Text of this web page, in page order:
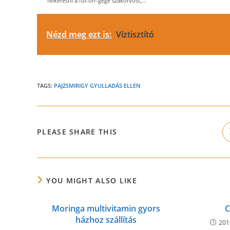
Nézd meg ezt is: Víztisztító
TAGS: PAJZSMIRIGY GYULLADÁS ELLEN
PLEASE SHARE THIS
YOU MIGHT ALSO LIKE
Moringa multivitamin gyors
házhoz szállítás